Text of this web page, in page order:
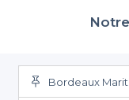
Bordeaux